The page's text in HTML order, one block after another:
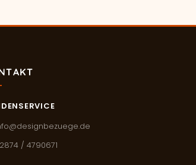
/ 4790671